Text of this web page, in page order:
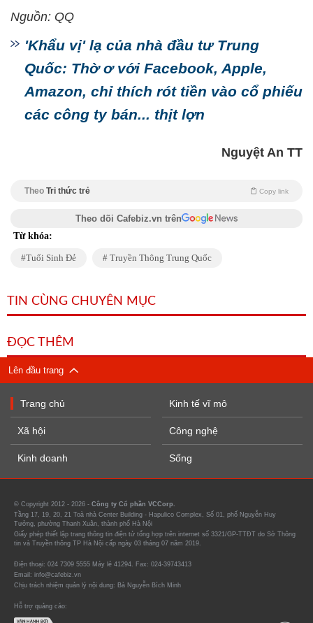
Nguồn: QQ
'Khẩu vị' lạ của nhà đầu tư Trung
Quốc: Thờ ơ với Facebook, Apple,
Amazon, chỉ thích rót tiền vào cổ phiếu
các công ty bán... thịt lợn
Nguyệt An TT
Theo Tri thức trẻ Copy link
Theo dõi Cafebiz.vn trên
Từ khóa:
Tuổi Sinh Đẻ Truyền Thông Trung Quốc
TIN CÙNG CHUYÊN MỤC
ĐỌC THÊM
Lên đầu trang
Trang chủ
Xã hội
Kinh doanh
Kinh tế vĩ mô
Công nghệ
Sống
© Copyright 2012 - 2026 - Công ty Cổ phần VCCorp.
Tầng 17, 19, 20, 21 Toà nhà Center Building - Hapulico Complex, Số 01, phố Nguyễn Huy
Tưởng, phường Thanh Xuân, thành phố Hà Nội
Giấy phép thiết lập trang thông tin điện tử tổng hợp trên internet số 3321/GP-TTĐT do Sở Thông
tin và Truyền thông TP Hà Nội cấp ngày 03 tháng 07 năm 2019.
Điện thoại: 024 7309 5555 Máy lẻ 41294. Fax: 024-39743413
Email: info@cafebiz.vn
Chịu trách nhiệm quản lý nội dung: Bà Nguyễn Bích Minh
Hỗ trợ quảng cáo: